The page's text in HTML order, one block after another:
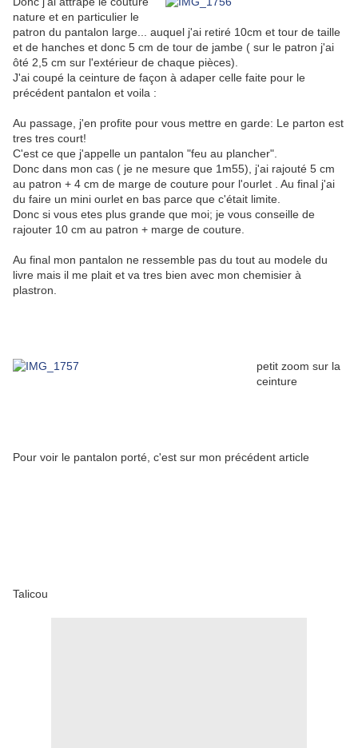
nature et en particulier le
patron du pantalon large... auquel j'ai retiré 10cm et tour de taille
et de hanches et donc 5 cm de tour de jambe ( sur le patron j'ai
ôté 2,5 cm sur l'extérieur de chaque pièces).
J'ai coupé la ceinture de façon à adaper celle faite pour le
précédent pantalon et voila :
Au passage, j'en profite pour vous mettre en garde: Le parton est
tres tres court!
C'est ce que j'appelle un pantalon "feu au plancher".
Donc dans mon cas ( je ne mesure que 1m55), j'ai rajouté 5 cm
au patron + 4 cm de marge de couture pour l'ourlet . Au final j'ai
du faire un mini ourlet en bas parce que c'était limite.
Donc si vous etes plus grande que moi; je vous conseille de
rajouter 10 cm au patron + marge de couture.
Au final mon pantalon ne ressemble pas du tout au modele du
livre mais il me plait et va tres bien avec mon chemisier à
plastron.
petit zoom sur la
ceinture
Pour voir le pantalon porté, c'est sur mon précédent article
Talicou